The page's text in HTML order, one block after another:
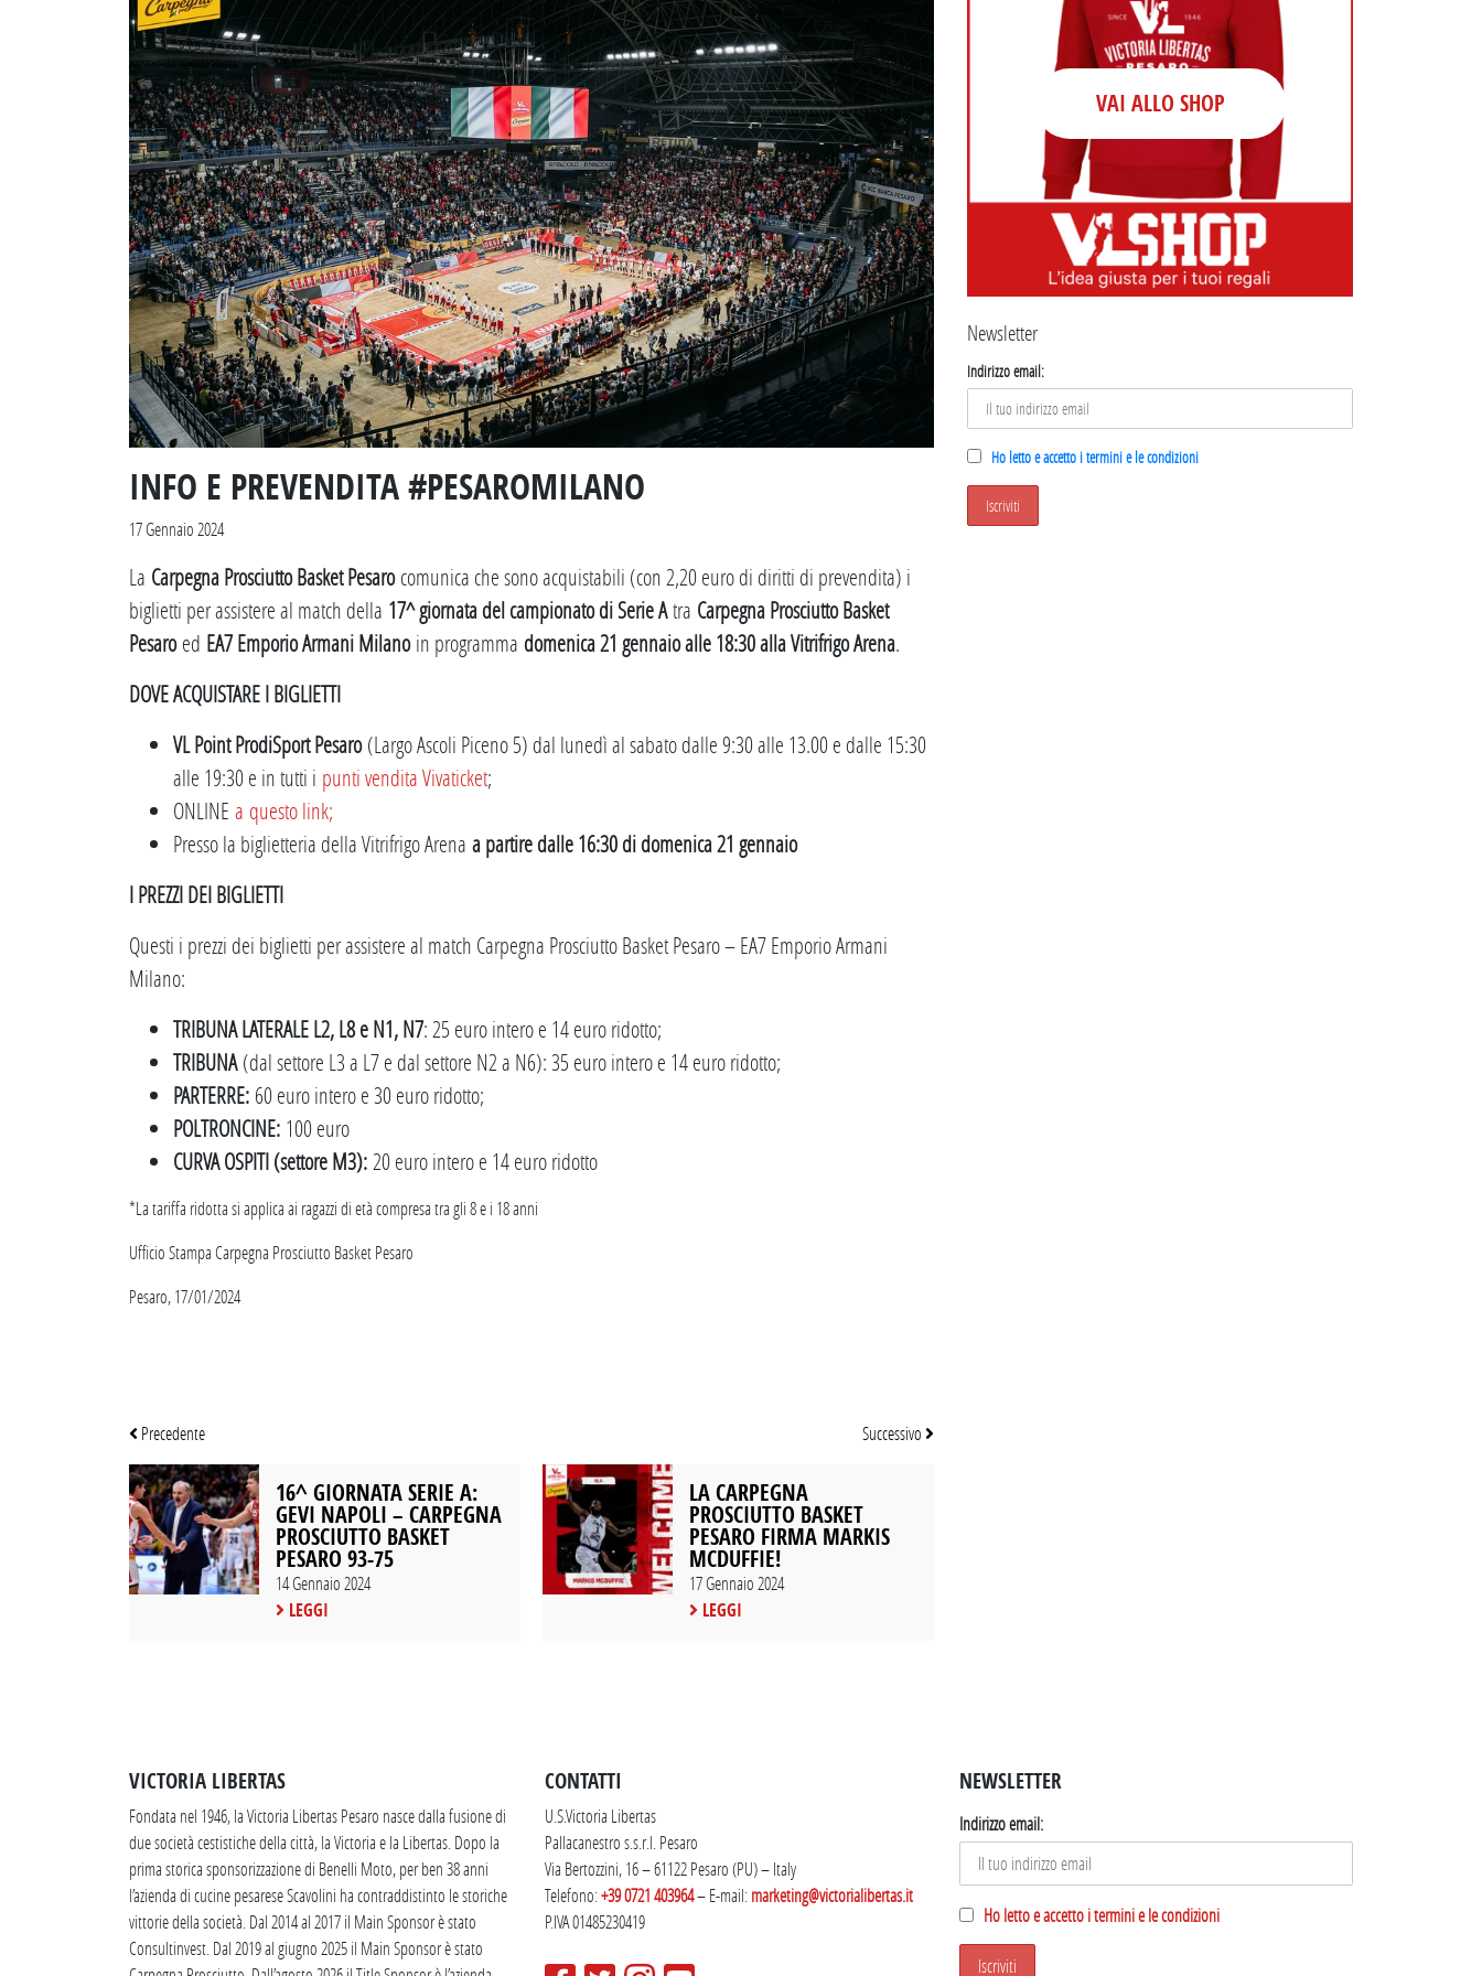
INFO E PREVENDITA #PESAROMILANO
17 Gennaio 2024
La Carpegna Prosciutto Basket Pesarocomunica che sono acquistabili (con 2,20 euro di diritti di prevendita) i
biglietti per assistere al match della 17^ giornata del campionato di Serie Atra Carpegna Prosciutto Basket
Pesaroed EA7 Emporio Armani Milanoin programma domenica 21 gennaio alle 18:30 alla Vitrifrigo Arena.
DOVE ACQUISTARE I BIGLIETTI
VL Point ProdiSport Pesaro(Largo Ascoli Piceno 5) dal lunedì al sabato dalle 9:30 alle 13.00 e dalle 15:30
alle 19:30 e in tutti i punti vendita Vivaticket;
ONLINE a questo link;
Presso la biglietteria della Vitrifrigo Arena a partire dalle 16:30 di domenica 21 gennaio
I PREZZI DEI BIGLIETTI
Questi i prezzi dei biglietti per assistere al match Carpegna Prosciutto Basket Pesaro – EA7 Emporio Armani
Milano:
TRIBUNA LATERALE L2, L8 e N1, N7: 25 euro intero e 14 euro ridotto;
TRIBUNA(dal settore L3 a L7 e dal settore N2 a N6): 35 euro intero e 14 euro ridotto;
PARTERRE: 60 euro intero e 30 euro ridotto;
POLTRONCINE: 100 euro
CURVA OSPITI (settore M3): 20 euro intero e 14 euro ridotto
*La tariffa ridotta si applica ai ragazzi di età compresa tra gli 8 e i 18 anni
Ufficio Stampa Carpegna Prosciutto Basket Pesaro
Pesaro, 17/01/2024
Precedente
16^ GIORNATA SERIE A:
GEVI NAPOLI – CARPEGNA
PROSCIUTTO BASKET
PESARO 93-75
14 Gennaio 2024
LEGGI
Successivo
LA CARPEGNA
PROSCIUTTO BASKET
PESARO FIRMA MARKIS
MCDUFFIE!
17 Gennaio 2024
LEGGI
VAI ALLO SHOP
Newsletter
Indirizzo email:
Ho letto e accetto i termini e le condizioni
VICTORIA LIBERTAS
Fondata nel 1946, la Victoria Libertas Pesaro nasce dalla fusione di
due società cestistiche della città, la Victoria e la Libertas. Dopo la
prima storica sponsorizzazione di Benelli Moto, per ben 38 anni
l’azienda di cucine pesarese Scavolini ha contraddistinto le storiche
vittorie della società. Dal 2014 al 2017 il Main Sponsor è stato
Consultinvest. Dal 2019 al giugno 2025 il Main Sponsor è stato
CONTATTI
U.S.Victoria Libertas
Pallacanestro s.s.r.l. Pesaro
Via Bertozzini, 16 – 61122 Pesaro (PU) – Italy
Telefono:+39 0721 403964– E-mail:marketing@victorialibertas.it
P.IVA 01485230419
NEWSLETTER
Indirizzo email:
Ho letto e accetto i termini e le condizioni